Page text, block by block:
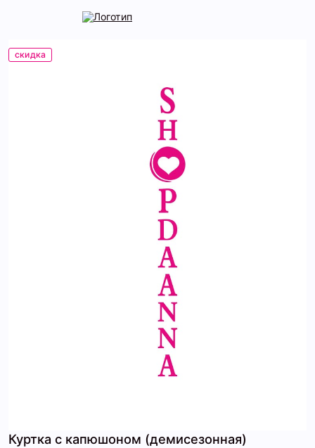
скидка
Куртка с капюшоном (демисезонная)